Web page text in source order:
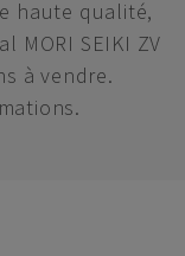
haute qualité,
MORI SEIKI ZV
à vendre.